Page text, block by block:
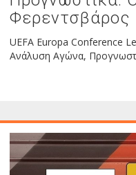
Φερεντσβάρος
UEFA Europa Conference
Ανάλυση Αγώνα,